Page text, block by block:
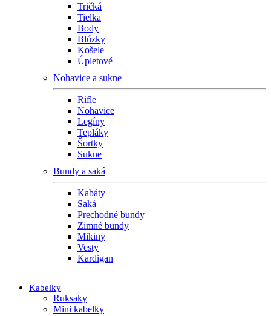
Tričká
Tielka
Body
Blúzky
Košele
Úpletové
Nohavice a sukne
Rifle
Nohavice
Legíny
Tepláky
Šortky
Sukne
Bundy a saká
Kabáty
Saká
Prechodné bundy
Zimné bundy
Mikiny
Vesty
Kardigan
Kabelky
Ruksaky
Mini kabelky